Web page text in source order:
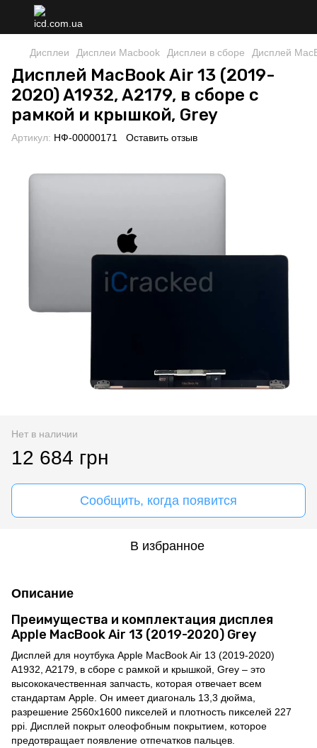
Дисплеи Дисплеи Macbook Дисплеи в сборе Дисплей
Дисплей MacBook Air 13 (2019-
2020) A1932, A2179, в сборе с
рамкой и крышкой, Grey
Артикул: НФ-00000171 Оставить отзыв
Нет в наличии
12 684 грн
Сообщить, когда появится
В избранное
Описание
Преимущества и комплектация дисплея
Apple MacBook Air 13 (2019-2020) Grey
Дисплей для ноутбука Apple MacBook Air 13 (2019-2020)
A1932, A2179, в сборе с рамкой и крышкой, Grey – это
высококачественная запчасть, которая отвечает всем
стандартам Apple. Он имеет диагональ 13,3 дюйма,
разрешение 2560x1600 пикселей и плотность пикселей 227
ppi. Дисплей покрыт олеофобным покрытием, которое
предотвращает появление отпечатков пальцев.